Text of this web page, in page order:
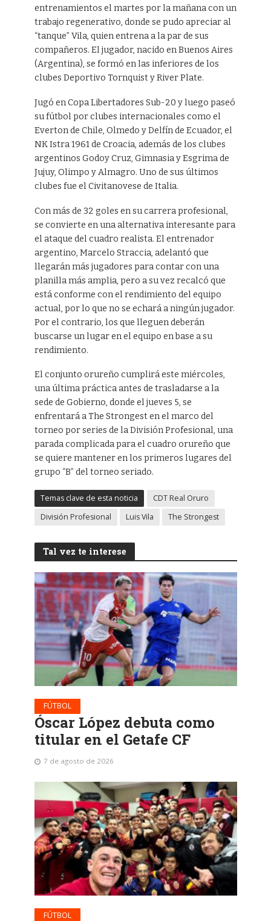
entrenamientos el martes por la mañana con un
trabajo regenerativo, donde se pudo apreciar al
“tanque” Vila, quien entrena a la par de sus
compañeros. El jugador, nacido en Buenos Aires
(Argentina), se formó en las inferiores de los
clubes Deportivo Tornquist y River Plate.
Jugó en Copa Libertadores Sub-20 y luego paseó
su fútbol por clubes internacionales como el
Everton de Chile, Olmedo y Delfín de Ecuador, el
NK Istra 1961 de Croacia, además de los clubes
argentinos Godoy Cruz, Gimnasia y Esgrima de
Jujuy, Olimpo y Almagro. Uno de sus últimos
clubes fue el Civitanovese de Italia.
Con más de 32 goles en su carrera profesional,
se convierte en una alternativa interesante para
el ataque del cuadro realista. El entrenador
argentino, Marcelo Straccia, adelantó que
llegarán más jugadores para contar con una
planilla más amplia, pero a su vez recalcó que
está conforme con el rendimiento del equipo
actual, por lo que no se echará a ningún jugador.
Por el contrario, los que lleguen deberán
buscarse un lugar en el equipo en base a su
rendimiento.
El conjunto orureño cumplirá este miércoles,
una última práctica antes de trasladarse a la
sede de Gobierno, donde el jueves 5, se
enfrentará a The Strongest en el marco del
torneo por series de la División Profesional, una
parada complicada para el cuadro orureño que
se quiere mantener en los primeros lugares del
grupo “B” del torneo seriado.
Temas clave de esta noticia
CDT Real Oruro
División Profesional
Luis Vila The Strongest
Tal vez te interese
FÚTBOL
Óscar López debuta como
titular en el Getafe CF
7 de agosto de 2026
FÚTBOL